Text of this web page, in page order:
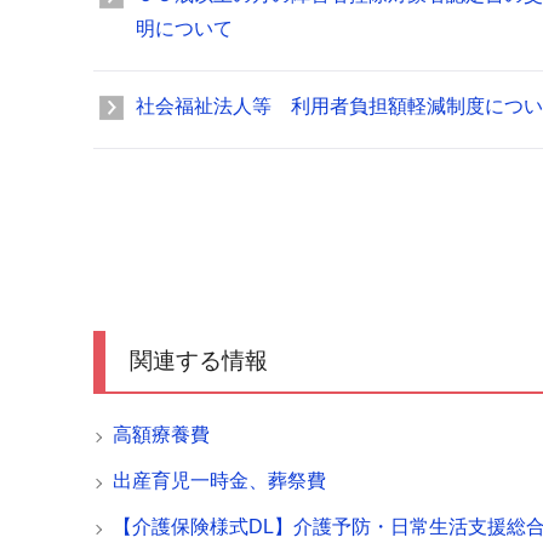
明について
社会福祉法人等 利用者負担額軽減制度につ
関連する情報
高額療養費
出産育児一時金、葬祭費
【介護保険様式DL】介護予防・日常生活支援総